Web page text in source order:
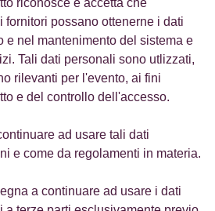
riconosce e accetta che
fornitori possano ottenerne i dati
e nel mantenimento del sistema e
Tali dati personali sono utlizzati,
rilevanti per l'evento, ai fini
e del controllo dell'accesso.
ad usare tali dati
e come da regolamenti in materia.
a continuare ad usare i dati